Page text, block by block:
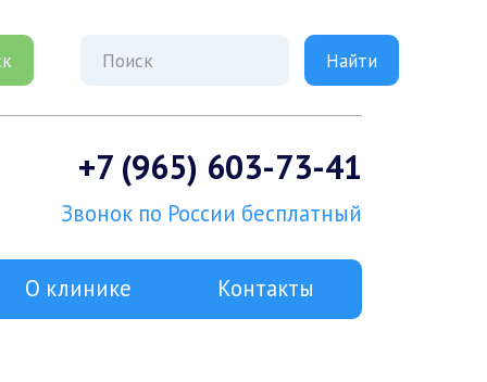
+7 (965) 603-73-41
Звонок по России бесплатный
О клинике Контакты